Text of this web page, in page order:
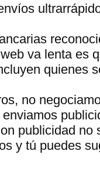
va lenta es
quienes
no
publicidad no
y tú puedes